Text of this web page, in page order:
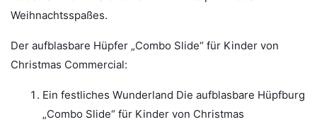
Weihnachtsspaßes.
Der aufblasbare Hüpfer „Combo Slide“ für Kinder von
Christmas Commercial:
Ein festliches Wunderland Die aufblasbare Hüpfburg
„Combo Slide“ für Kinder von Christmas